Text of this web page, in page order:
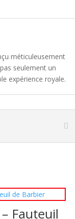
méticuleusement
seulement un
expérience royale.
Fauteuil